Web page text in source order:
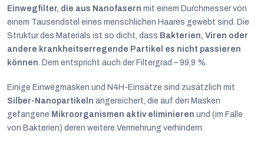
d
e
r
P
o
d
u
Einwegfilter, die aus Nanofasern mit einem Durchmesser von
einem Tausendstel eines menschlichen Haares gewebt sind. Die
Struktur des Materials ist so dicht, dass Bakterien, Viren oder
andere krankheitserregende Partikel es nicht passieren
können . Dem entspricht auch der Filtergrad – 99,9 %.
Einige Einwegmasken und N4H-Einsätze sind zusätzlich mit
Silber-Nanopartikeln angereichert, die auf den Masken
gefangene Mikroorganismen aktiv eliminieren und (im Falle
von Bakterien) deren weitere Vermehrung verhindern.